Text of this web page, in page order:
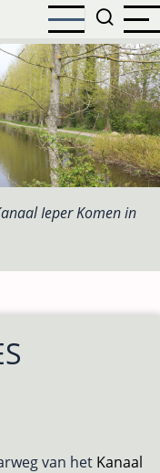
Ieper Komen in
van het Kanaal